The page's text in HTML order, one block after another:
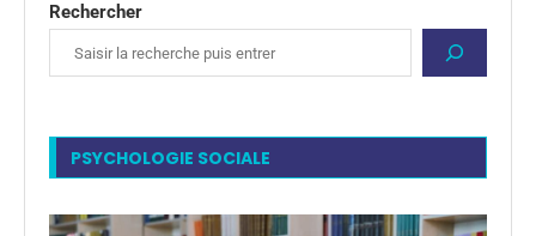
Rechercher
PSYCHOLOGIE SOCIALE